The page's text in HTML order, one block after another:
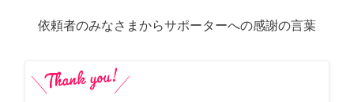
依頼者のみなさまからサポーターへの感謝の言葉